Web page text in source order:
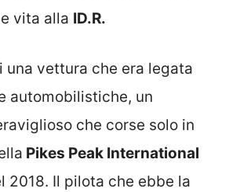
vita alla ID.R.
una vettura che era legata
automobilistiche, un
che corse solo in
Pikes Peak International
2018. Il pilota che ebbe la